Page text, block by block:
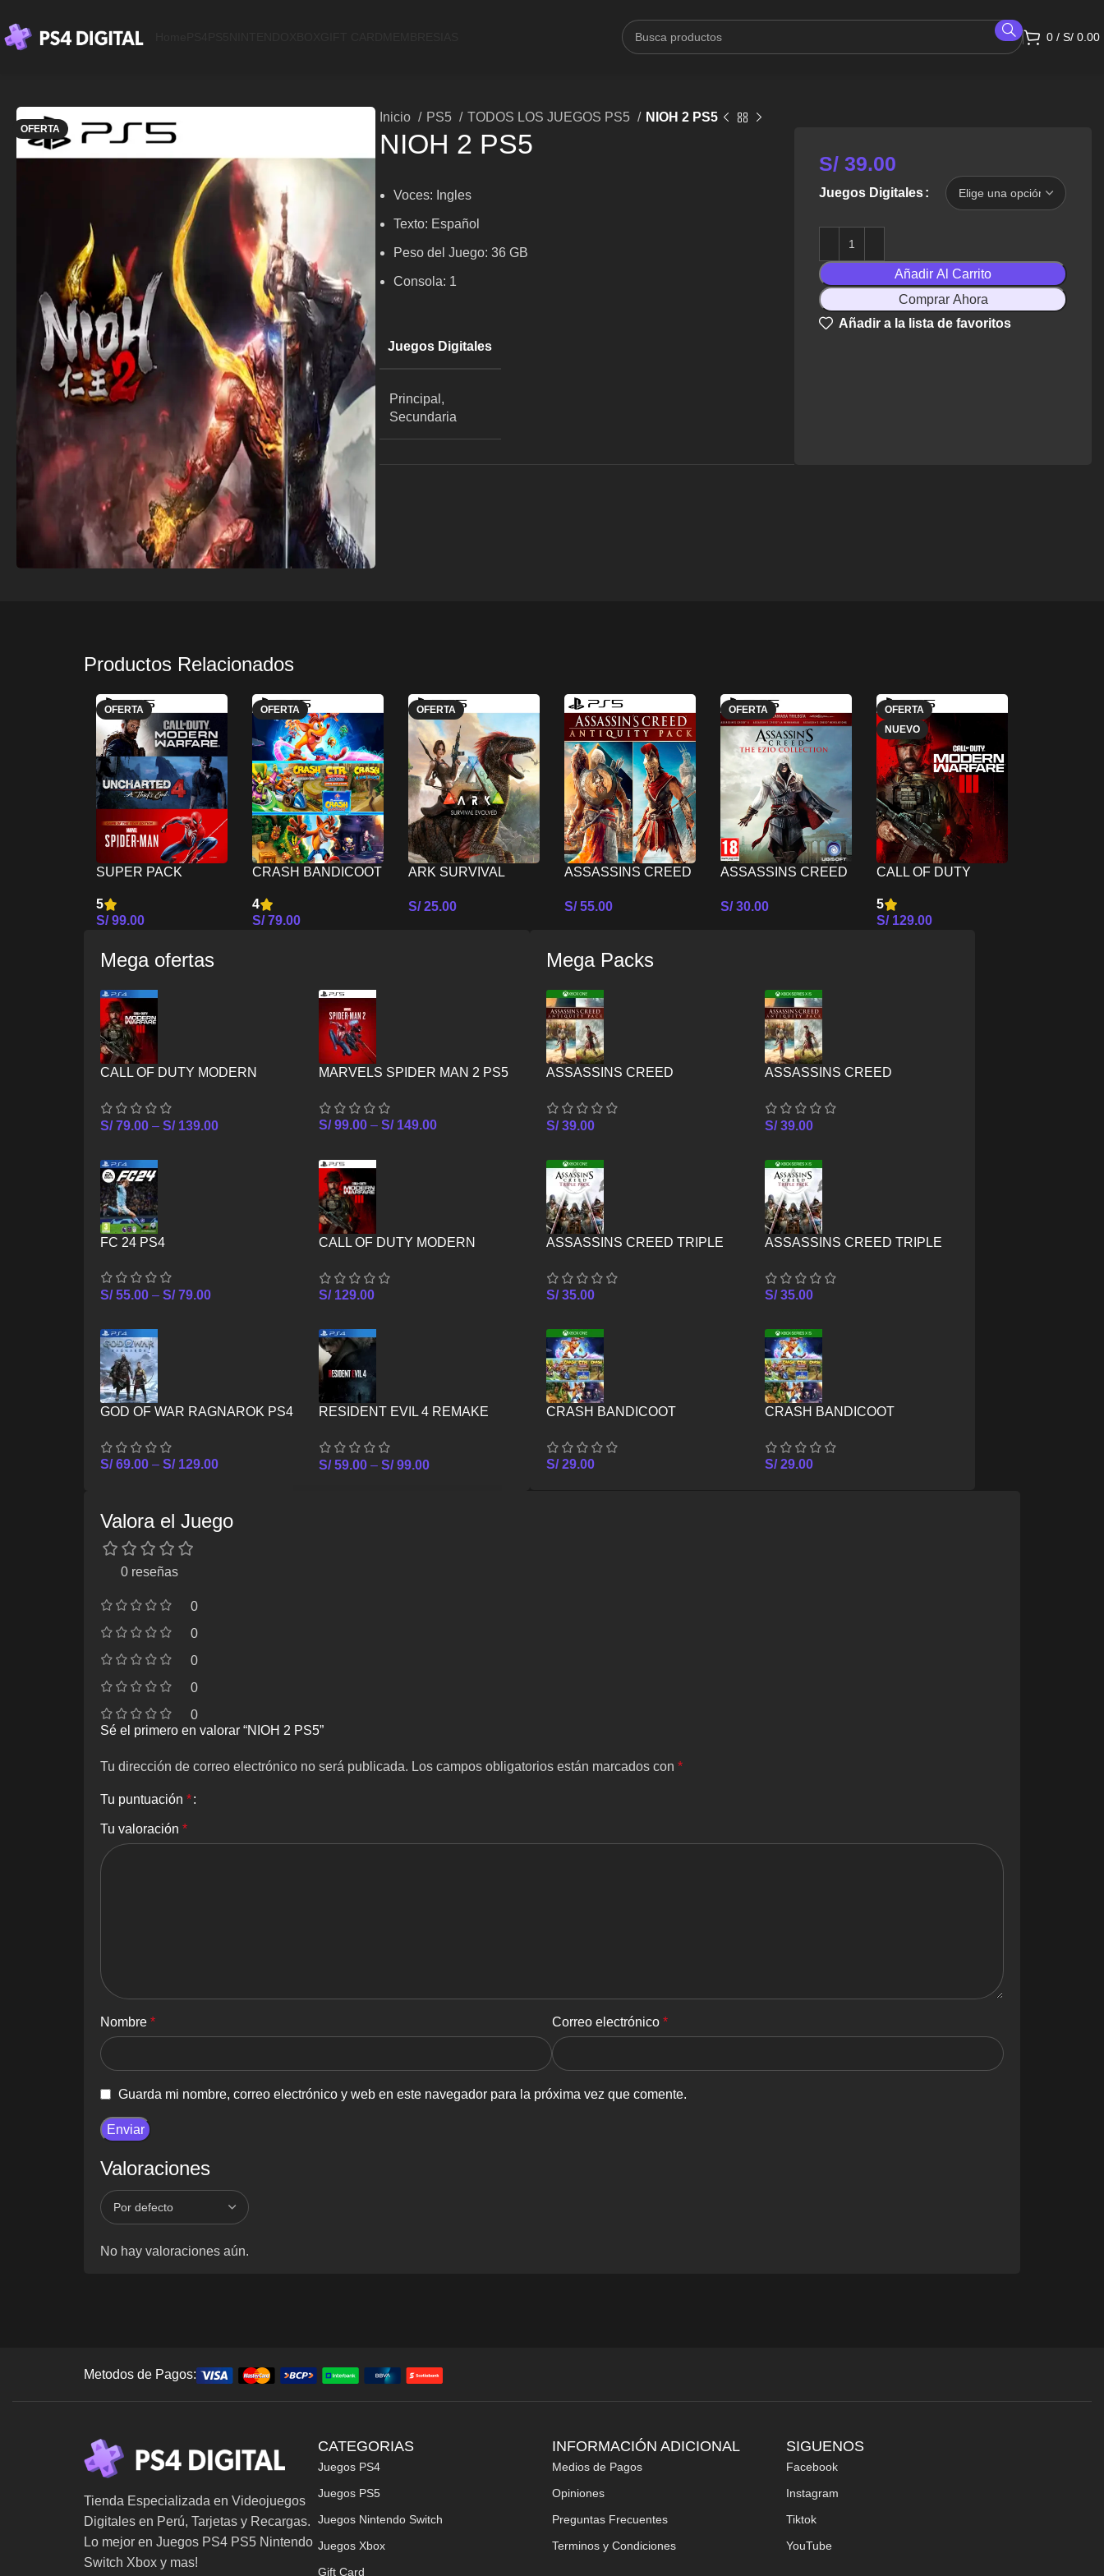
0 / S/ 0.00
OFERTA
Inicio PS5 TODOS LOS JUEGOS PS5 NIOH 2 PS5
NIOH 2 PS5
Voces: Ingles
Texto: Español
Peso del Juego: 36 GB
Consola: 1
Juegos Digitales
Principal,
Secundaria
S/ 39.00
Juegos Digitales
Añadir Al Carrito
Comprar Ahora
Añadir a la lista de favoritos
Productos Relacionados
OFERTA
SUPER PACK
5
S/99.00
OFERTA
CRASH BANDICOOT
BUNDLE PS5
4
S/79.00
OFERTA
ARK SURVIVAL
S/25.00
ASSASSINS CREED
(ASSASSINS CREED
ODYSSEY) PS5
S/55.00
OFERTA
ASSASSINS CREED
COLLECTION PS5
S/30.00
OFERTA
NUEVO
CALL OF DUTY
III PS5
5
S/129.00
Mega ofertas
CALL OF DUTY MODERN
S/79.00 – S/139.00
MARVELS SPIDER MAN 2 PS5
S/99.00 –S/149.00
FC 24 PS4
S/55.00 – S/79.00
CALL OF DUTY MODERN
S/129.00
GOD OF WAR RAGNAROK PS4
S/69.00 – S/129.00
RESIDENT EVIL 4 REMAKE
S/59.00 –S/99.00
Mega Packs
ASSASSINS CREED
S/39.00
ASSASSINS CREED
SERIES X/S
S/39.00
ASSASSINS CREED TRIPLE
S/35.00
ASSASSINS CREED TRIPLE
S/35.00
CRASH BANDICOOT
XBOX ONE
S/29.00
CRASH BANDICOOT
XBOX SERIES X/S
S/29.00
Valora el Juego
0 reseñas
0
0
0
0
0
Valoraciones
No hay valoraciones aún.
Sé el primero en valorar “NIOH 2 PS5”
Tu dirección de correo electrónico no será publicada. Los campos obligatorios están marcados con *
Tu puntuación *
Tu valoración *
Nombre * Correo electrónico *
Guarda mi nombre, correo electrónico y web en este navegador para la próxima vez que comente.
Metodos de Pagos:
Tienda Especializada en Videojuegos
Digitales en Perú, Tarjetas y Recargas.
Lo mejor en Juegos PS4 PS5 Nintendo
Switch Xbox y mas!
CATEGORIAS
Juegos PS4
Juegos PS5
Juegos Nintendo Switch
Juegos Xbox
Gift Card
INFORMACIÓN ADICIONAL
Medios de Pagos
Opiniones
Preguntas Frecuentes
Terminos y Condiciones
SIGUENOS
Facebook
Instagram
Tiktok
YouTube